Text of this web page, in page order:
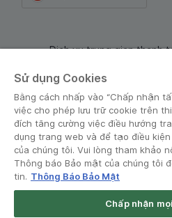
Dịch vụ trung gian thanh
Sử dụng Cookies
Bằng cách nhấp vào “Chấp nhận
việc cho phép lưu trữ cookie trên
đích tăng cường việc điều hướng
dụng trang web và để tạo điều
của chúng tôi. Vui lòng tham khảo
Thông báo Bảo mật của chúng tôi
tin. Thông Báo Bảo Mật
Chấp nhận